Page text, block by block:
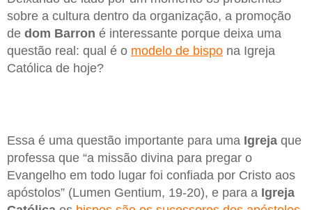
sobre a cultura dentro da organização, a promoção
de dom Barron é interessante porque deixa uma
questão real: qual é o modelo de bispo na Igreja
Católica de hoje?
Essa é uma questão importante para uma Igreja que
professa que “a missão divina para pregar o
Evangelho em todo lugar foi confiada por Cristo aos
apóstolos” (Lumen Gentium, 19-20), e para a Igreja